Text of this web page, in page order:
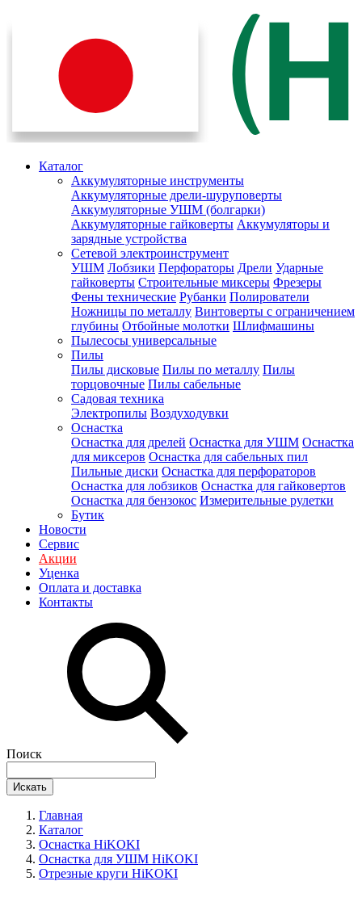
Каталог
Аккумуляторные инструменты
Аккумуляторные дрели-шуруповерты
Аккумуляторные УШМ (болгарки)
Аккумуляторные гайковерты Аккумуляторы и
зарядные устройства
Сетевой электроинструмент
УШМ Лобзики Перфораторы Дрели Ударные
гайковерты Строительные миксеры Фрезеры
Фены технические Рубанки Полирователи
Ножницы по металлу Винтоверты с ограничением
глубины Отбойные молотки Шлифмашины
Пылесосы универсальные
Пилы
Пилы дисковые Пилы по металлу Пилы
торцовочные Пилы сабельные
Садовая техника
Электропилы Воздуходувки
Оснастка
Оснастка для дрелей Оснастка для УШМ Оснастка
для миксеров Оснастка для сабельных пил
Пильные диски Оснастка для перфораторов
Оснастка для лобзиков Оснастка для гайковертов
Оснастка для бензокос Измерительные рулетки
Бутик
Новости
Сервис
Акции
Уценка
Оплата и доставка
Контакты
Поиск
Искать
Главная
Каталог
Оснастка HiKOKI
Оснастка для УШМ HiKOKI
Отрезные круги HiKOKI